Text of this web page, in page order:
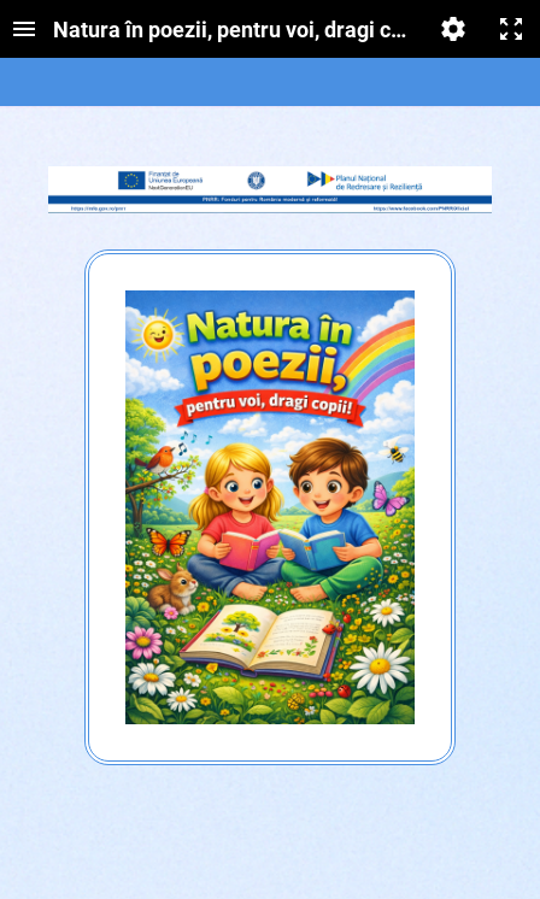
Natura în poezii, pentru voi, dragi copii!